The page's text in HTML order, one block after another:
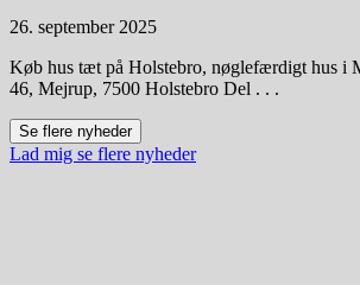
26. september 2025
Køb hus tæt på Holstebro, nøglefærdigt hus i
46, Mejrup, 7500 Holstebro Del . . .
Se flere nyheder
Lad mig se flere nyheder